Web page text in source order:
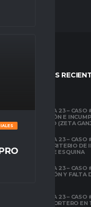
ENTRADAS
TEMPORADA 23 –
COMPETICIÓN E
ECONÓMICO (ZETA
TEMPORADA 23 –
EL ÁREA Y CRITERIO
EN TIROS DE ESQUINA
TEMPORADA 23 –
DESCONEXIÓN Y FALTA
TEMPORADA 23 – CASO
ILEGAL AL PORTERO